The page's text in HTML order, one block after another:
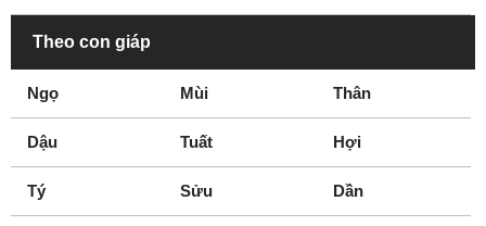
Theo con giáp
Ngọ Mùi Thân
Dậu Tuất Hợi
Tý Sửu Dần